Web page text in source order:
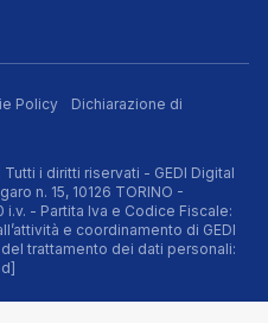
Policy
Dichiarazione di
i diritti riservati - GEDI Digital
n. 15, 10126 TORINO -
i.v. - Partita Iva e Codice Fiscale:
e coordinamento di GEDI
trattamento dei dati personali: